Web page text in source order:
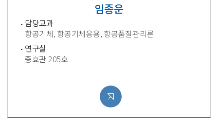
임종운
담당교과
항공기체, 항공기체응용, 항공품질관리론
연구실
충효관 205호